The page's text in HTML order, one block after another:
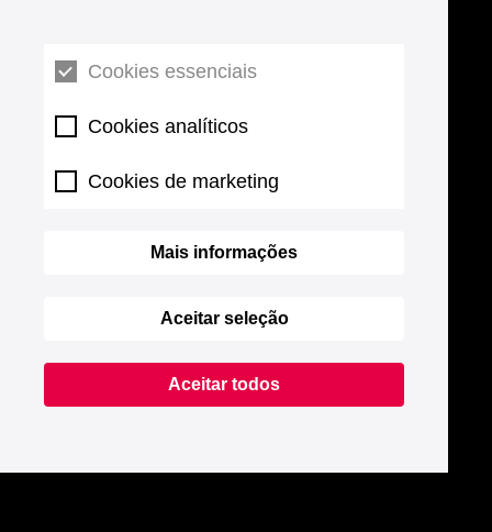
Cookies essenciais
Cookies analíticos
Cookies de marketing
Mais informações
Aceitar seleção
Aceitar todos